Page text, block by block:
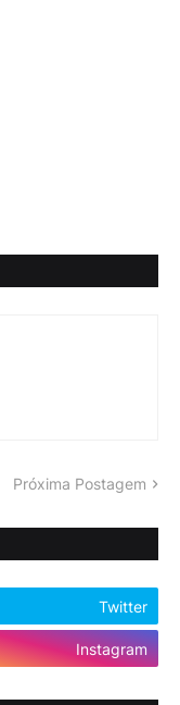
Próxima Postagem
Twitter
Instagram